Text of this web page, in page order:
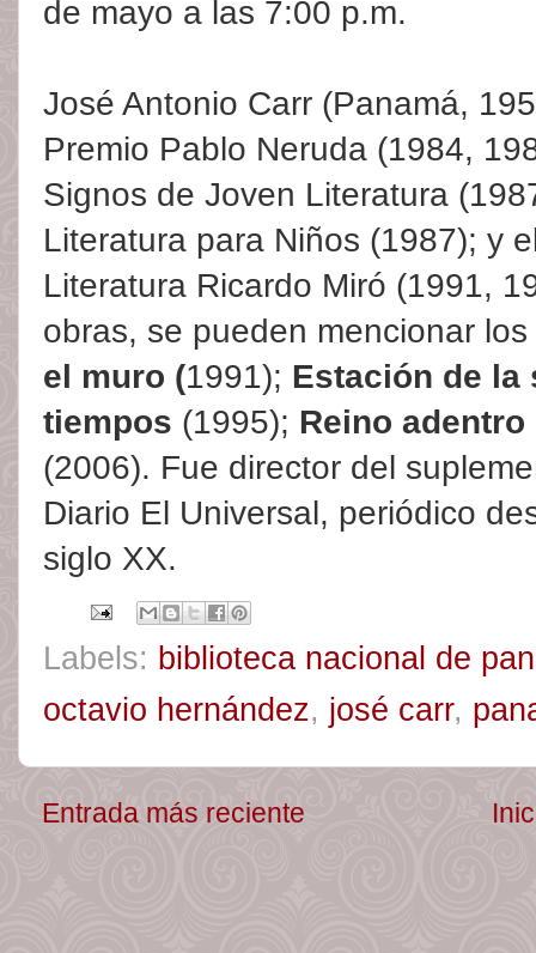
de mayo a las 7:00 p.m.
José Antonio Carr (Panamá,
Premio Pablo Neruda (1984,
Signos de Joven Literatura
Literatura para Niños (1987); y
Literatura Ricardo Miró (1991,
obras, se pueden mencionar
el muro (1991); Estación de la
tiempos (1995); Reino adentro
(2006). Fue director del
Diario El Universal, periódico
siglo XX.
Labels: biblioteca nacional de
octavio hernández, josé carr,
Entrada más reciente